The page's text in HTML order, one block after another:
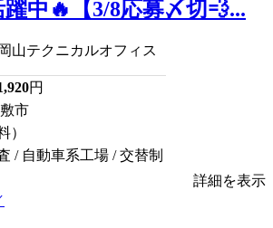
中🔥【3/8応募〆切💨...
山テクニカルオフィス
円
市
）
/ 自動車系工場 / 交替制
詳細を表示